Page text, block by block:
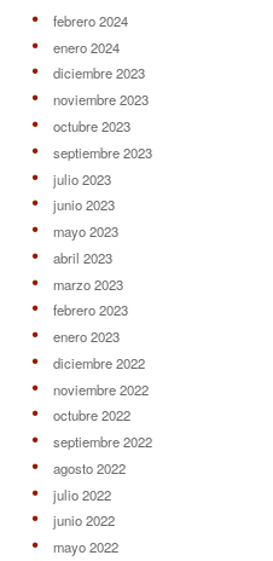
febrero 2024
enero 2024
diciembre 2023
noviembre 2023
octubre 2023
septiembre 2023
julio 2023
junio 2023
mayo 2023
abril 2023
marzo 2023
febrero 2023
enero 2023
diciembre 2022
noviembre 2022
octubre 2022
septiembre 2022
agosto 2022
julio 2022
junio 2022
mayo 2022